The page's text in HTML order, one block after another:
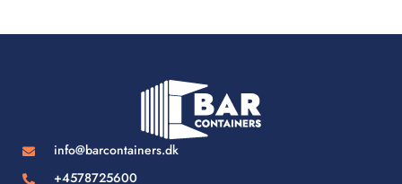
info@barcontainers.dk
+4578725600